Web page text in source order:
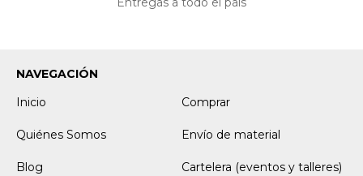
NAVEGACIÓN
Inicio
Comprar
Quiénes Somos Envío de material
Blog Cartelera (eventos y talleres)